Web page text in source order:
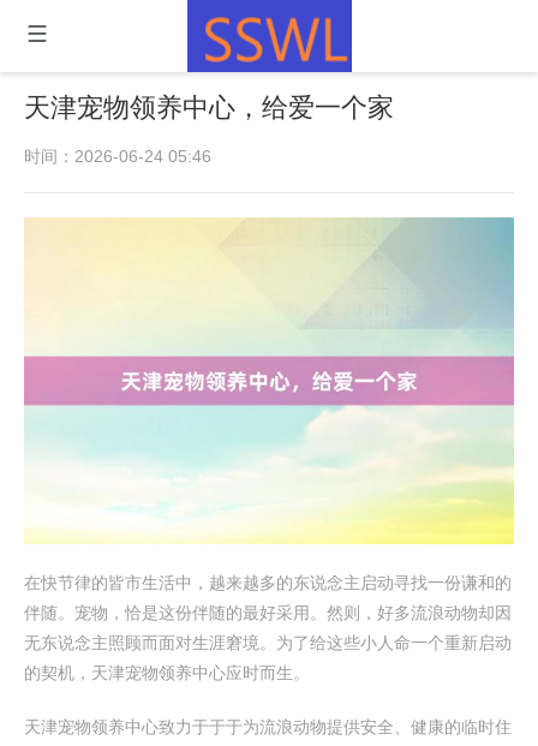
天津宠物领养中心，给爱一个家
时间：2026-06-24 05:46
在快节律的皆市生活中，越来越多的东说念主启动寻找一份谦和的
伴随。宠物，恰是这份伴随的最好采用。然则，好多流浪动物却因
无东说念主照顾而面对生涯窘境。为了给这些小人命一个重新启动
的契机，天津宠物领养中心应时而生。
天津宠物领养中心致力于于于为流浪动物提供安全、健康的临时住